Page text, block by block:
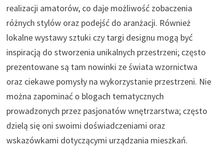
realizacji amatorów, co daje możliwość zobaczenia
różnych stylów oraz podejść do aranżacji. Również
lokalne wystawy sztuki czy targi designu mogą być
inspiracją do stworzenia unikalnych przestrzeni; często
prezentowane są tam nowinki ze świata wzornictwa
oraz ciekawe pomysły na wykorzystanie przestrzeni. Nie
można zapominać o blogach tematycznych
prowadzonych przez pasjonatów wnętrzarstwa; często
dzielą się oni swoimi doświadczeniami oraz
wskazówkami dotyczącymi urządzania mieszkań.